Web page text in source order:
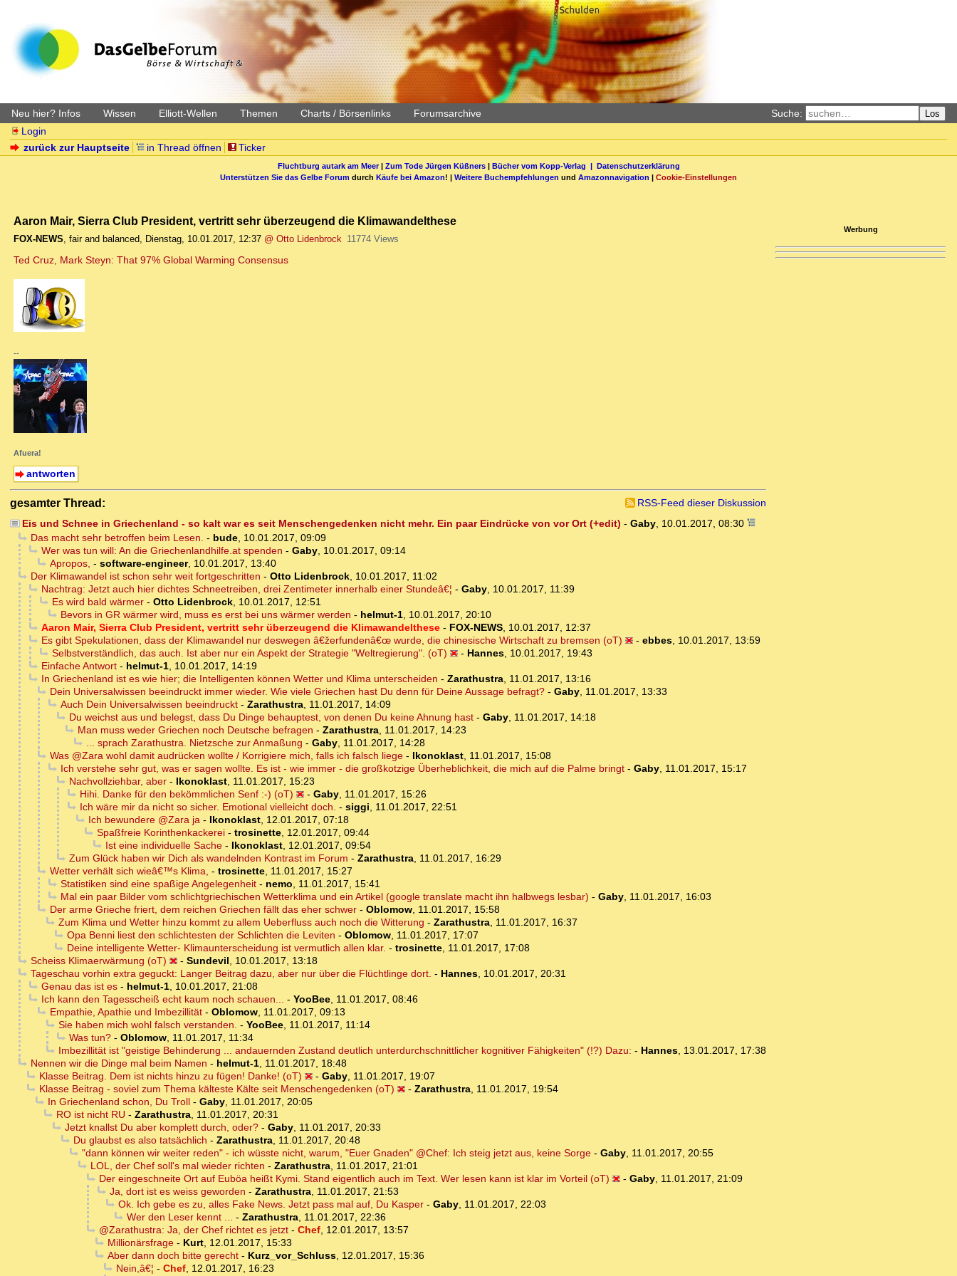
Neu hier? Infos Wissen Elliott-Wellen Themen Charts / Börsenlinks Forumsarchive Suche: Los
Login
zurück zur Hauptseite
in Thread öffnen Ticker
Fluchtburg autark am Meer| Zum Tode Jürgen Küßners| Bücher vom Kopp-Verlag | Datenschutzerklärung
Unterstützen Sie das Gelbe Forum durch Käufe bei Amazon! | Weitere Buchempfehlungen und Amazonnavigation | Cookie-Einstellungen
Aaron Mair, Sierra Club President, vertritt sehr überzeugend die Klimawandelthese
FOX-NEWS, fair and balanced, Dienstag, 10.01.2017, 12:37 @ Otto Lidenbrock 11774 Views
Ted Cruz, Mark Steyn: That 97% Global Warming Consensus
--
Afuera!
antworten
gesamter Thread:
RSS-Feed dieser Diskussion
Eis und Schnee in Griechenland - so kalt war es seit Menschengedenken nicht mehr. Ein paar Eindrücke von vor Ort (+edit) - Gaby, 10.01.2017, 08:30
Das macht sehr betroffen beim Lesen. - bude, 10.01.2017, 09:09
Wer was tun will: An die Griechenlandhilfe.at spenden - Gaby, 10.01.2017, 09:14
Apropos, - software-engineer, 10.01.2017, 13:40
Der Klimawandel ist schon sehr weit fortgeschritten - Otto Lidenbrock, 10.01.2017, 11:02
Nachtrag: Jetzt auch hier dichtes Schneetreiben, drei Zentimeter innerhalb einer Stundeâ€¦ - Gaby, 10.01.2017, 11:39
Es wird bald wärmer- Otto Lidenbrock, 10.01.2017, 12:51
Bevors in GR wärmer wird, muss es erst bei uns wärmer werden - helmut-1, 10.01.2017, 20:10
Aaron Mair, Sierra Club President, vertritt sehr überzeugend die Klimawandelthese- FOX-NEWS, 10.01.2017, 12:37
Es gibt Spekulationen, dass der Klimawandel nur deswegen â€žerfundenâ€œ wurde, die chinesische Wirtschaft zu bremsen (oT)
- ebbes, 10.01.2017, 13:59
Selbstverständlich, das auch. Ist aber nur ein Aspekt der Strategie "Weltregierung". (oT)
- Hannes, 10.01.2017, 19:43
Einfache Antwort- helmut-1, 10.01.2017, 14:19
In Griechenland ist es wie hier; die Intelligenten können Wetter und Klima unterscheiden - Zarathustra, 11.01.2017, 13:16
Dein Universalwissen beeindruckt immer wieder. Wie viele Griechen hast Du denn für Deine Aussage befragt?- Gaby, 11.01.2017, 13:33
Auch Dein Universalwissen beeindruckt- Zarathustra, 11.01.2017, 14:09
Du weichst aus und belegst, dass Du Dinge behauptest, von denen Du keine Ahnung hast- Gaby, 11.01.2017, 14:18
Man muss weder Griechen noch Deutsche befragen - Zarathustra, 11.01.2017, 14:23
... sprach Zarathustra. Nietzsche zur Anmaßung - Gaby, 11.01.2017, 14:28
Was @Zara wohl damit audrücken wollte / Korrigiere mich, falls ich falsch liege- Ikonoklast, 11.01.2017, 15:08
Ich verstehe sehr gut, was er sagen wollte. Es ist - wie immer - die großkotzige Überheblichkeit, die mich auf die Palme bringt- Gaby, 11.01.2017, 15:17
Nachvollziehbar, aber- Ikonoklast, 11.01.2017, 15:23
Hihi. Danke für den bekömmlichen Senf :-) (oT)
- Gaby, 11.01.2017, 15:26
Ich wäre mir da nicht so sicher. Emotional vielleicht doch. - siggi
11.01.2017, 22:51
Ich bewundere @Zara ja - Ikonoklast, 12.01.2017, 07:18
Spaßfreie Korinthenkackerei- trosinette, 12.01.2017, 09:44
Ist eine individuelle Sache- Ikonoklast, 12.01.2017, 09:54
Zum Glück haben wir Dich als wandelnden Kontrast im Forum - Zarathustra, 11.01.2017, 16:29
Wetter verhält sich wieâ€™s Klima, - trosinette, 11.01.2017, 15:27
Statistiken sind eine spaßige Angelegenheit- nemo
11.01.2017, 15:41
Mal ein paar Bilder vom schlichtgriechischen Wetterklima und ein Artikel (google translate macht ihn halbwegs lesbar) - Gaby, 11.01.2017, 16:03
Der arme Grieche friert, dem reichen Griechen fällt das eher schwer- Oblomow, 11.01.2017, 15:58
Zum Klima und Wetter hinzu kommt zu allem Ueberfluss auch noch die Witterung - Zarathustra, 11.01.2017, 16:37
Opa Benni liest den schlichtesten der Schlichten die Leviten - Oblomow, 11.01.2017, 17:07
Deine intelligente Wetter- Klimaunterscheidung ist vermutlich allen klar. - trosinette, 11.01.2017, 17:08
Scheiss Klimaerwärmung (oT)
- Sundevil
10.01.2017, 13:18
Tageschau vorhin extra geguckt: Langer Beitrag dazu, aber nur über die Flüchtlinge dort. - Hannes, 10.01.2017, 20:31
Genau das ist es- helmut-1, 10.01.2017, 21:08
Ich kann den Tagesscheiß echt kaum noch schauen...
- YooBee, 11.01.2017, 08:46
Empathie, Apathie und Imbezillität- Oblomow, 11.01.2017, 09:13
Sie haben mich wohl falsch verstanden. - YooBee, 11.01.2017, 11:14
Was tun?- Oblomow, 11.01.2017, 11:34
Imbezillität ist "geistige Behinderung ... andauernden Zustand deutlich unterdurchschnittlicher kognitiver Fähigkeiten" (!?) Dazu: - Hannes, 13.01.2017, 17:38
Nennen wir die Dinge mal beim Namen - helmut-1, 11.01.2017, 18:48
Klasse Beitrag. Dem ist nichts hinzu zu fügen! Danke! (oT)
- Gaby, 11.01.2017, 19:07
Klasse Beitrag - soviel zum Thema kälteste Kälte seit Menschengedenken (oT)
- Zarathustra, 11.01.2017, 19:54
In Griechenland schon, Du Troll- Gaby, 11.01.2017, 20:05
RO ist nicht RU - Zarathustra, 11.01.2017, 20:31
Jetzt knallst Du aber komplett durch, oder?- Gaby, 11.01.2017, 20:33
Du glaubst es also tatsächlich - Zarathustra, 11.01.2017, 20:48
"dann können wir weiter reden" - ich wüsste nicht, warum, "Euer Gnaden" @Chef: Ich steig jetzt aus, keine Sorge- Gaby, 11.01.2017, 20:55
LOL, der Chef soll's mal wieder richten - Zarathustra, 11.01.2017, 21:01
Der eingeschneite Ort auf Euböa heißt Kymi. Stand eigentlich auch im Text. Wer lesen kann ist klar im Vorteil (oT)
- Gaby, 11.01.2017, 21:09
Ja, dort ist es weiss geworden - Zarathustra, 11.01.2017, 21:53
Ok. Ich gebe es zu, alles Fake News. Jetzt pass mal auf, Du Kasper- Gaby, 11.01.2017, 22:03
Wer den Leser kennt ...
- Zarathustra, 11.01.2017, 22:36
@Zarathustra: Ja, der Chef richtet es jetzt- Chef, 12.01.2017, 13:57
Millionärsfrage- Kurt, 12.01.2017, 15:33
Aber dann doch bitte gerecht- Kurz_vor_Schluss, 12.01.2017, 15:36
Nein,â€¦ - Chef, 12.01.2017, 16:23
Werbung